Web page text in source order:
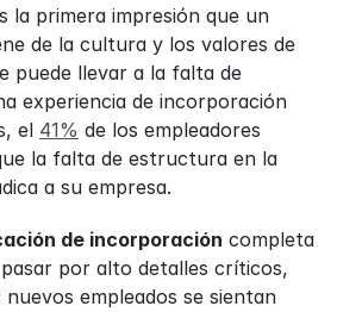
la primera impresión que un
de la cultura y los valores de
puede llevar a la falta de
experiencia de incorporación
el 41% de los empleadores
la falta de estructura en la
a su empresa.
de incorporación completa
por alto detalles críticos,
empleados se sientan